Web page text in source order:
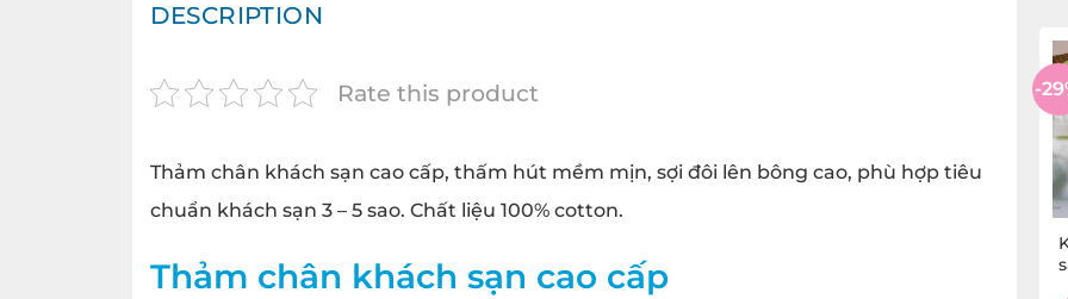
DESCRIPTION
Rate this product
Thảm chân khách sạn cao cấp, thấm hút mềm mịn, sợi đôi lên bông cao, phù hợp tiêu
chuẩn khách sạn 3 – 5 sao. Chất liệu 100% cotton.
Thảm chân khách sạn cao cấp
-